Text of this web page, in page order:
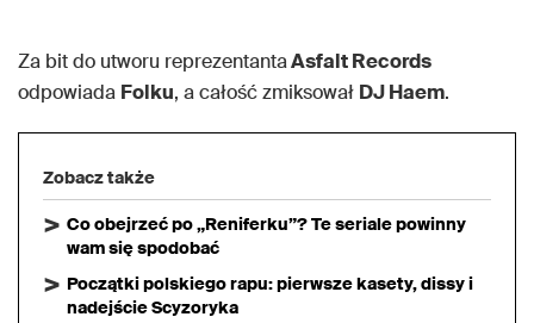
Za bit do utworu reprezentantaAsfalt Records
odpowiada Folku, a całość zmiksował DJ Haem.
Zobacz także
Co obejrzeć po „Reniferku”? Te seriale powinny
wam się spodobać
Początki polskiego rapu: pierwsze kasety, dissy i
nadejście Scyzoryka